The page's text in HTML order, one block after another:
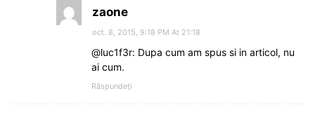
zaone
oct. 8, 2015, 9:18 PM At 21:18
@luc1f3r: Dupa cum am spus si in articol, nu
ai cum.
Răspundeți